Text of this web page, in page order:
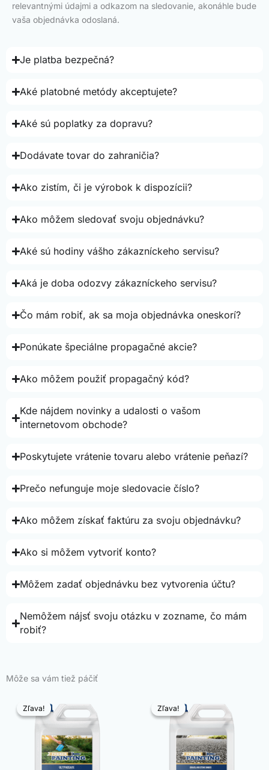
relevantnými údajmi a odkazom na sledovanie, akonáhle bude
vaša objednávka odoslaná.
Je platba bezpečná?
Aké platobné metódy akceptujete?
Aké sú poplatky za dopravu?
Dodávate tovar do zahraničia?
Ako zistím, či je výrobok k dispozícii?
Ako môžem sledovať svoju objednávku?
Aké sú hodiny vášho zákazníckeho servisu?
Aká je doba odozvy zákazníckeho servisu?
Čo mám robiť, ak sa moja objednávka oneskorí?
Ponúkate špeciálne propagačné akcie?
Ako môžem použiť propagačný kód?
Kde nájdem novinky a udalosti o vašom
internetovom obchode?
Poskytujete vrátenie tovaru alebo vrátenie peňazí?
Prečo nefunguje moje sledovacie číslo?
Ako môžem získať faktúru za svoju objednávku?
Ako si môžem vytvoriť konto?
Môžem zadať objednávku bez vytvorenia účtu?
Nemôžem nájsť svoju otázku v zozname, čo mám
robiť?
Môže sa vám tiež páčiť
Zľava!
Zľava! Zľava!
Zľava!